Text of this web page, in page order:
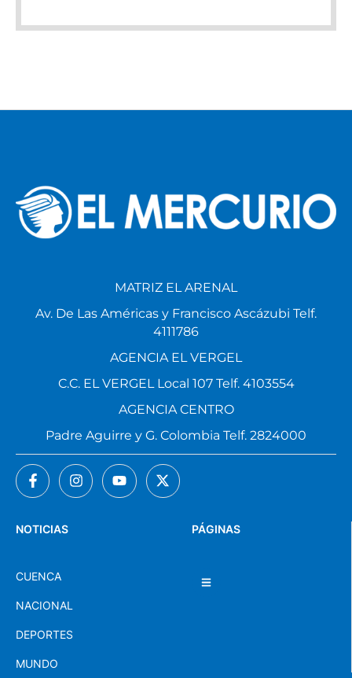
PÁGINAS
NOTICIAS
CUENCA
NACIONAL
DEPORTES
MUNDO
MATRIZ EL ARENAL
Av. De Las Américas y Francisco Ascázubi Telf.
4111786
AGENCIA EL VERGEL
C.C. EL VERGEL Local 107 Telf. 4103554
AGENCIA CENTRO
Padre Aguirre y G. Colombia Telf. 2824000